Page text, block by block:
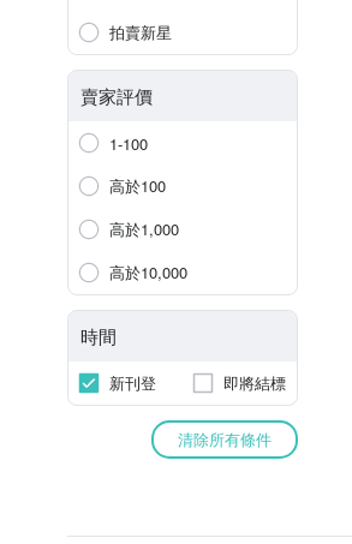
拍賣新星
賣家評價
1-100
高於100
高於1,000
高於10,000
時間
新刊登 即將結標
清除所有條件